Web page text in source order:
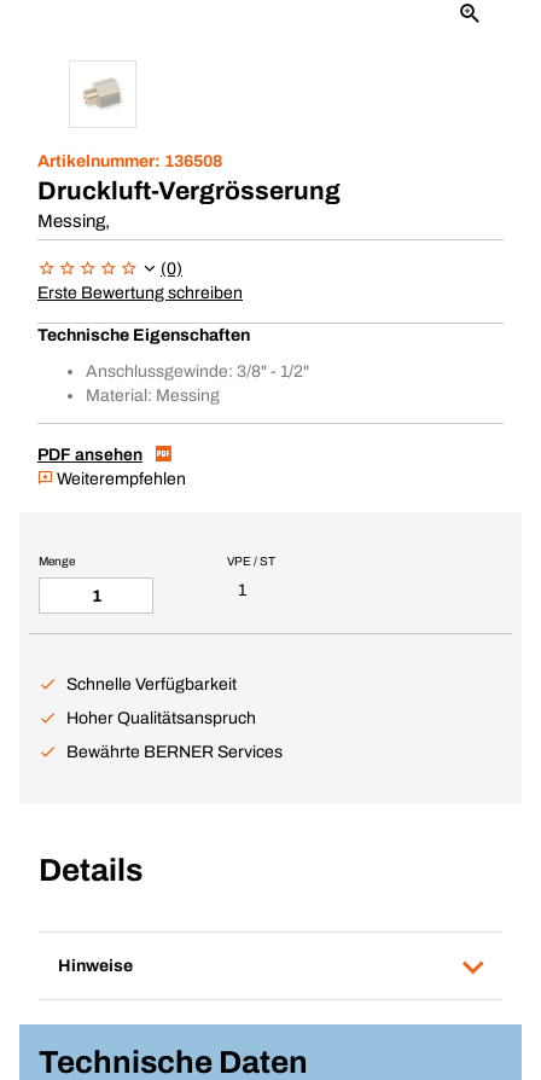
Artikelnummer: 136508
Druckluft-Vergrösserung
Messing,
(0)
Erste Bewertung schreiben
Technische Eigenschaften
Anschlussgewinde: 3/8" - 1/2"
Material: Messing
PDF ansehen
Weiterempfehlen
VPE / ST
1
Menge
Schnelle Verfügbarkeit
Hoher Qualitätsanspruch
Bewährte BERNER Services
Details
Hinweise
Technische Daten